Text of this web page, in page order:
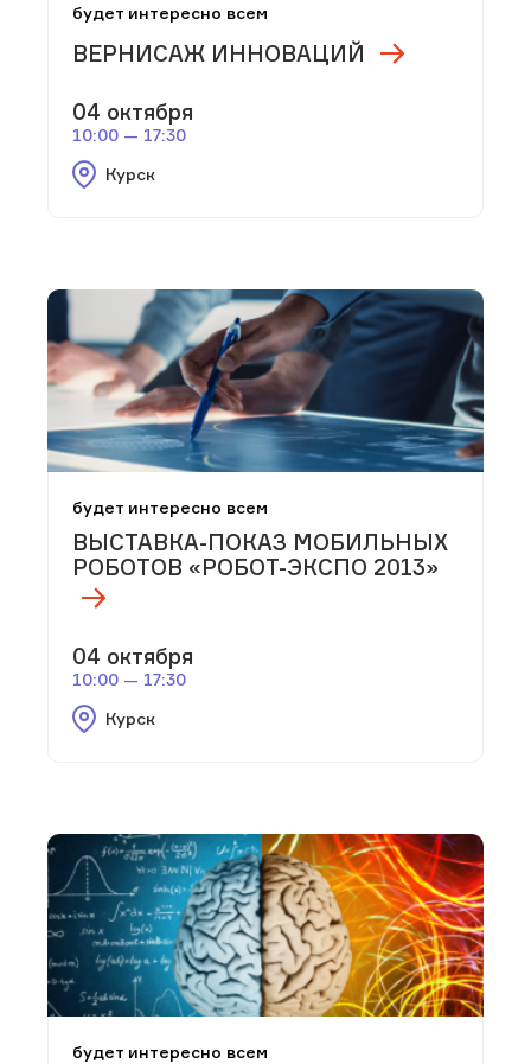
будет интересно всем
ВЕРНИСАЖ ИННОВАЦИЙ
04 октября
10:00 — 17:30
Курск
будет интересно всем
ВЫСТАВКА-ПОКАЗ МОБИЛЬНЫХ
РОБОТОВ «РОБОТ-ЭКСПО 2013»
04 октября
10:00 — 17:30
Курск
будет интересно всем